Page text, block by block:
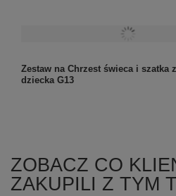
Zestaw na Chrzest świeca i szatka
dziecka G13
ZOBACZ CO
ZAKUPILI Z TYM